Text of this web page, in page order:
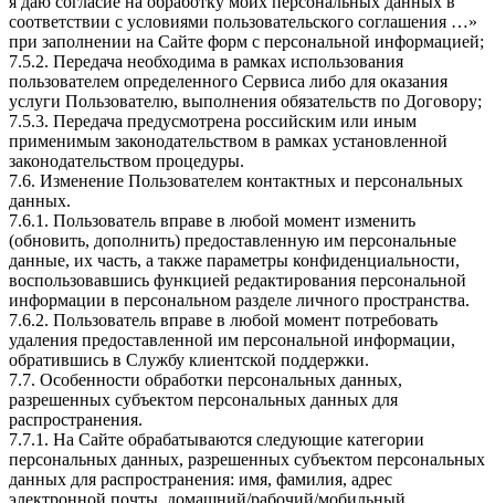
соответствии с условиями пользовательского соглашения …»
при заполнении на Сайте форм с персональной информацией;
7.5.2. Передача необходима в рамках использования
пользователем определенного Сервиса либо для оказания
услуги Пользователю, выполнения обязательств по Договору;
7.5.3. Передача предусмотрена российским или иным
применимым законодательством в рамках установленной
законодательством процедуры.
7.6. Изменение Пользователем контактных и персональных
данных.
7.6.1. Пользователь вправе в любой момент изменить
(обновить, дополнить) предоставленную им персональные
данные, их часть, а также параметры конфиденциальности,
воспользовавшись функцией редактирования персональной
информации в персональном разделе личного пространства.
7.6.2. Пользователь вправе в любой момент потребовать
удаления предоставленной им персональной информации,
обратившись в Службу клиентской поддержки.
7.7. Особенности обработки персональных данных,
разрешенных субъектом персональных данных для
распространения.
7.7.1. На Сайте обрабатываются следующие категории
персональных данных, разрешенных субъектом персональных
данных для распространения: имя, фамилия, адрес
электронной почты, домашний/рабочий/мобильный